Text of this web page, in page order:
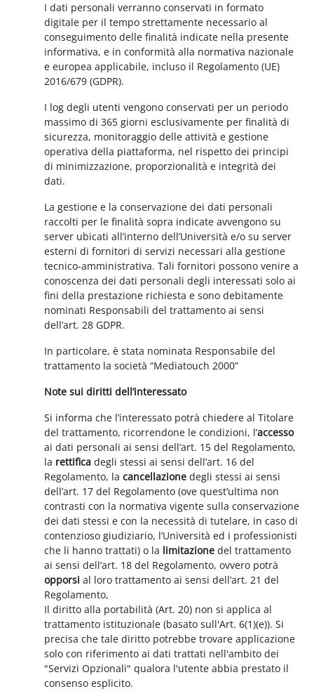
I dati personali verranno conservati in formato
digitale per il tempo strettamente necessario al
conseguimento delle finalità indicate nella presente
informativa, e in conformità alla normativa nazionale
e europea applicabile, incluso il Regolamento (UE)
2016/679 (GDPR).
I log degli utenti vengono conservati per un periodo
massimo di 365 giorni esclusivamente per finalità di
sicurezza, monitoraggio delle attività e gestione
operativa della piattaforma, nel rispetto dei principi
di minimizzazione, proporzionalità e integrità dei
dati.
La gestione e la conservazione dei dati personali
raccolti per le finalità sopra indicate avvengono su
server ubicati all’interno dell’Università e/o su server
esterni di fornitori di servizi necessari alla gestione
tecnico-amministrativa. Tali fornitori possono venire a
conoscenza dei dati personali degli interessati solo ai
fini della prestazione richiesta e sono debitamente
nominati Responsabili del trattamento ai sensi
dell’art. 28 GDPR.
In particolare, è stata nominata Responsabile del
trattamento la società “Mediatouch 2000”
Note sui diritti dell’interessato
Si informa che l’interessato potrà chiedere al Titolare
del trattamento, ricorrendone le condizioni, l’accesso
ai dati personali ai sensi dell’art. 15 del Regolamento,
la rettificadegli stessi ai sensi dell’art. 16 del
Regolamento, lacancellazione degli stessi ai sensi
dell’art. 17 del Regolamento (ove quest’ultima non
contrasti con la normativa vigente sulla conservazione
dei dati stessi e con la necessità di tutelare, in caso di
contenzioso giudiziario, l’Università ed i professionisti
che li hanno trattati) o la limitazione del trattamento
ai sensi dell’art. 18 del Regolamento, ovvero potrà
opporsi al loro trattamento ai sensi dell’art. 21 del
Regolamento,
Il diritto alla portabilità (Art. 20) non si applica al
trattamento istituzionale (basato sull'Art. 6(1)(e)). Si
precisa che tale diritto potrebbe trovare applicazione
solo con riferimento ai dati trattati nell'ambito dei
"Servizi Opzionali" qualora l'utente abbia prestato il
consenso esplicito.